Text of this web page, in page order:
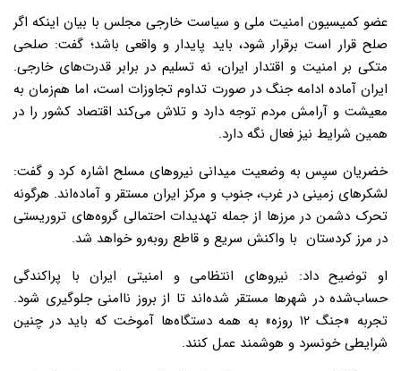
عضو کمیسیون امنیت ملی و سیاست خارجی مجلس با بیان اینکه اگر
صلح قرار است برقرار شود، باید پایدار و واقعی باشد؛ گفت: صلحی
متکی بر امنیت و اقتدار ایران، نه تسلیم در برابر قدرت‌های خارجی.
ایران آماده ادامه جنگ در صورت تداوم تجاوزات است، اما هم‌زمان به
معیشت و آرامش مردم توجه دارد و تلاش می‌کند اقتصاد کشور را در
همین شرایط نیز فعال نگه دارد.
خضریان سپس به وضعیت میدانی نیروهای مسلح اشاره کرد و گفت:
لشکرهای زمینی در غرب، جنوب و مرکز ایران مستقر و آماده‌اند. هرگونه
تحرک دشمن در مرزها از جمله تهدیدات احتمالی گروه‌های تروریستی
در مرز کردستان با واکنش سریع و قاطع روبه‌رو خواهد شد.
او توضیح داد: نیروهای انتظامی و امنیتی ایران با پراکندگی
حساب‌شده در شهرها مستقر شده‌اند تا از بروز ناامنی جلوگیری شود.
تجربه «جنگ ۱۲ روزه» به همه دستگاه‌ها آموخت که باید در چنین
شرایطی خونسرد و هوشمند عمل کنند.